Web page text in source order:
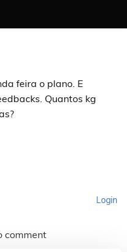
feira o plano. E
Quantos kg
Login
comment